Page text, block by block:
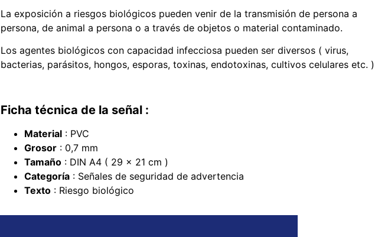
La exposición a riesgos biológicos pueden venir de la transmisión de persona a
persona, de animal a persona o a través de objetos o material contaminado.
Los agentes biológicos con capacidad infecciosa pueden ser diversos ( virus,
bacterias, parásitos, hongos, esporas, toxinas, endotoxinas, cultivos celulares etc. )
Ficha técnica de la señal :
Material: PVC
Grosor: 0,7 mm
Tamaño: DIN A4 ( 29 x 21 cm )
Categoría: Señales de seguridad de advertencia
Texto: Riesgo biológico